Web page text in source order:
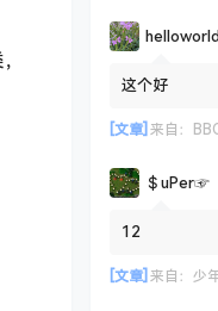
这个好
[文章] 来自：
＄uΡer☞
12
[文章] 来自： 少